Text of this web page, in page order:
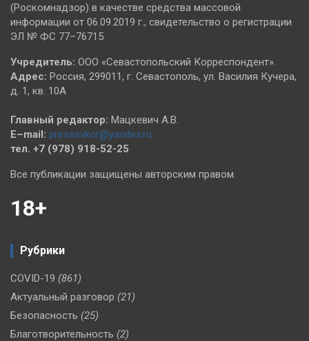
(Роскомнадзор) в качестве средства массовой
информации от 06.09.2019 г., свидетельство о регистрации
ЭЛ № ФС 77–76715
Учредитель: ООО «Севастопольский Корреспондент».
Адрес: Россия, 299011, г. Севастополь, ул. Василия Кучера,
д. 1, кв. 10А
Главный редактор: Мацкевич А.В.
E–mail: pressevkor@yandex.ru
тел. +7 (978) 918-52-25
Все публикации защищены авторским правом.
18+
Рубрики
COVID-19 (861)
Актуальный разговор (21)
Безопасность (25)
Благотворительность (2)